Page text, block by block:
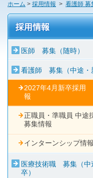
ホーム > 採用情報 > 看護師 募
医師 募集（随時）
看護師 募集（中途・
2027年4月新卒採用
報
正職員・準職員 中途
募集情報
インターンシップ情報
医療技術職 募集（中
卒）